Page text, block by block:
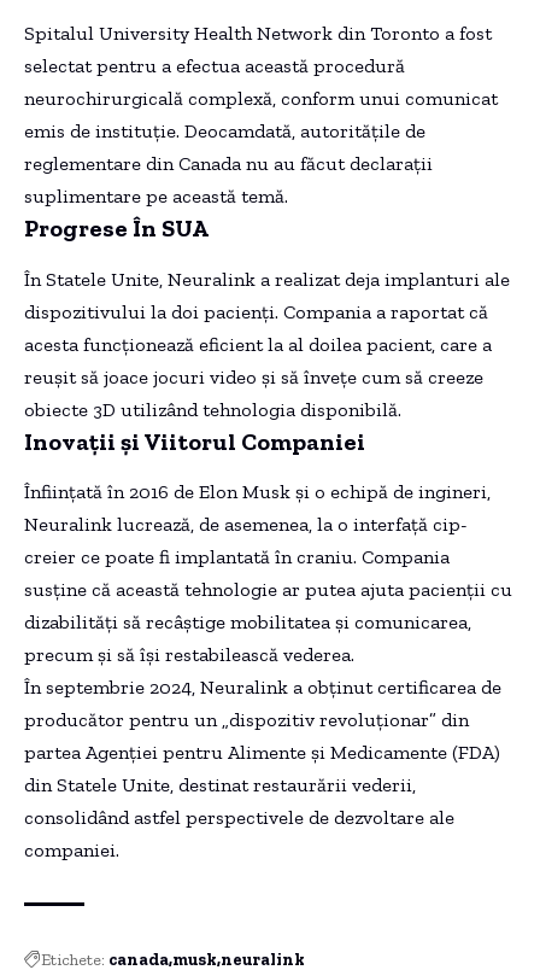
Spitalul University Health Network din Toronto a fost
selectat pentru a efectua această procedură
neurochirurgicală complexă, conform unui comunicat
emis de instituție. Deocamdată, autoritățile de
reglementare din Canada nu au făcut declarații
suplimentare pe această temă.
Progrese În SUA
În Statele Unite, Neuralink a realizat deja implanturi ale
dispozitivului la doi pacienți. Compania a raportat că
acesta funcționează eficient la al doilea pacient, care a
reușit să joace jocuri video și să învețe cum să creeze
obiecte 3D utilizând tehnologia disponibilă.
Inovații și Viitorul Companiei
Înființată în 2016 de Elon Musk și o echipă de ingineri,
Neuralink lucrează, de asemenea, la o interfață cip-
creier ce poate fi implantată în craniu. Compania
susține că această tehnologie ar putea ajuta pacienții cu
dizabilități să recâștige mobilitatea și comunicarea,
precum și să își restabilească vederea.
În septembrie 2024, Neuralink a obținut certificarea de
producător pentru un „dispozitiv revoluționar” din
partea Agenției pentru Alimente și Medicamente (FDA)
din Statele Unite, destinat restaurării vederii,
consolidând astfel perspectivele de dezvoltare ale
companiei.
Etichete: canada musk neuralink